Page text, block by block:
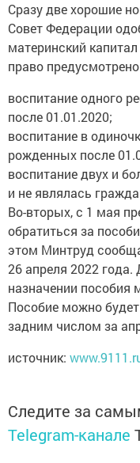
Сразу две хорошие
Совет Федерации
материнский
право
воспитание одного
после 01.01.2020;
воспитание в
рожденных после
воспитание двух и
и не являлась
Во-вторых, с 1 мая
обратиться за
этом Минтруд
26 апреля 2022
назначении пособия
Пособие можно
задним числом за
источник:
Следите за
Telegram-канале